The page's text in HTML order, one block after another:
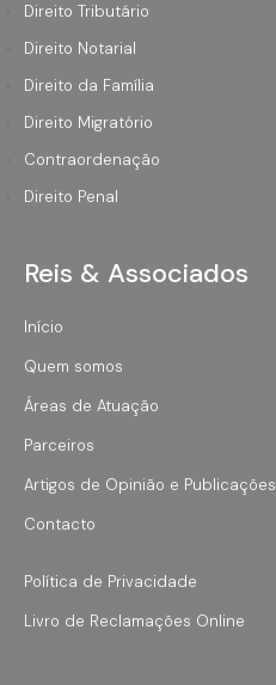
Direito Tributário
Direito Notarial
Direito da Família
Direito Migratório
Contraordenação
Direito Penal
Reis & Associados
Início
Quem somos
Áreas de Atuação
Parceiros
Artigos de Opinião e Publicações
Contacto
Política de Privacidade
Livro de Reclamações Online